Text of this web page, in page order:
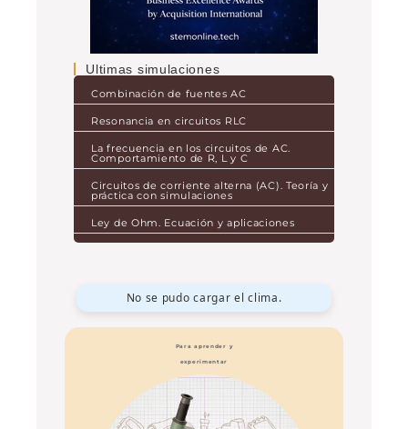
Ultimas simulaciones
Combinación de fuentes AC
Resonancia en circuitos RLC
La frecuencia en los circuitos de AC.
Comportamiento de R, L y C
Circuitos de corriente alterna (AC). Teoría y
práctica con simulaciones
Ley de Ohm. Ecuación y aplicaciones
No se pudo cargar el clima.
Para aprender y
experimentar